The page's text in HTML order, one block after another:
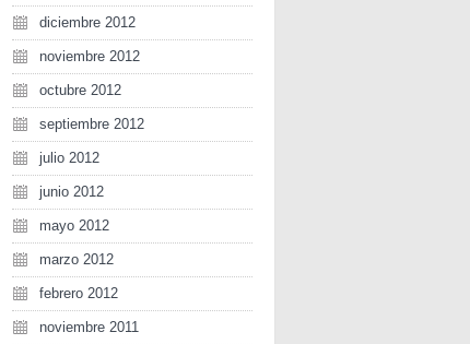
diciembre 2012
noviembre 2012
octubre 2012
septiembre 2012
julio 2012
junio 2012
mayo 2012
marzo 2012
febrero 2012
noviembre 2011